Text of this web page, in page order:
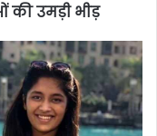
की उमड़ी भीड़